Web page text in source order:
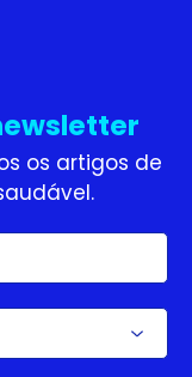
os artigos de